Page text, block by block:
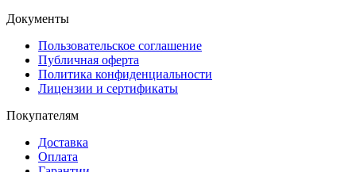
Документы
Пользовательское соглашение
Публичная оферта
Политика конфиденциальности
Лицензии и сертификаты
Покупателям
Доставка
Оплата